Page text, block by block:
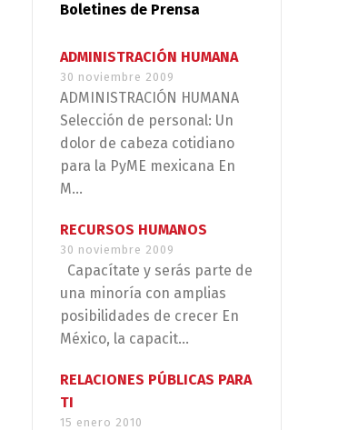
Boletines de Prensa
ADMINISTRACIÓN HUMANA
30 noviembre 2009
ADMINISTRACIÓN HUMANA
Selección de personal: Un
dolor de cabeza cotidiano
para la PyME mexicana En
M...
RECURSOS HUMANOS
30 noviembre 2009
Capacítate y serás parte de
una minoría con amplias
posibilidades de crecer En
México, la capacit...
RELACIONES PÚBLICAS PARA
TI
15 enero 2010